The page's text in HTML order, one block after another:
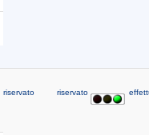
riservato riservato